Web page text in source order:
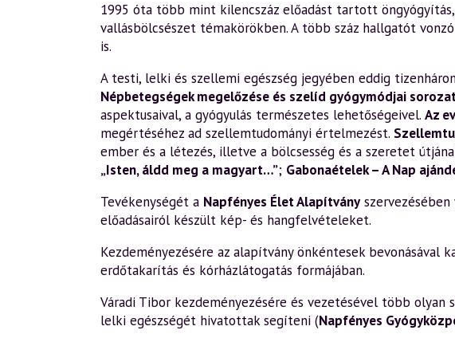
1995 óta több mint kilencszáz előadást tartott
vallásbölcsészet témakörökben. A több száz hallgatót
is.
A testi, lelki és szellemi egészség jegyében eddig
Népbetegségek megelőzése és szelíd gyógymódjai
aspektusaival, a gyógyulás természetes lehetőségeivel. Az
megértéséhez ad szellemtudományi értelmezést.
ember és a létezés, illetve a bölcsesség és a szeretet
„Isten, áldd meg a magyart…”; Gabonaételek – A Nap
Tevékenységét a Napfényes Élet Alapítványszervezésében
előadásairól készült kép- és hangfelvételeket.
Kezdeményezésére az alapítvány önkéntesek
erdőtakarítás és kórházlátogatás formájában.
Váradi Tibor kezdeményezésére és vezetésével több
lelki egészségét hivatottak segíteni (Napfényes